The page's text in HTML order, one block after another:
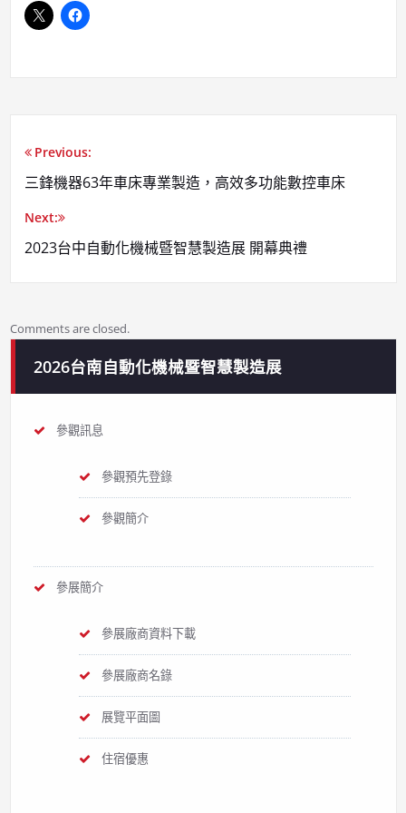
Previous:
三鋒機器63年車床專業製造，高效多功能數控車床
Next:
2023台中自動化機械暨智慧製造展 開幕典禮
Comments are closed.
2026台南自動化機械暨智慧製造展
參觀訊息
參觀預先登錄
參觀簡介
參展簡介
參展廠商資料下載
參展廠商名錄
展覽平面圖
住宿優惠